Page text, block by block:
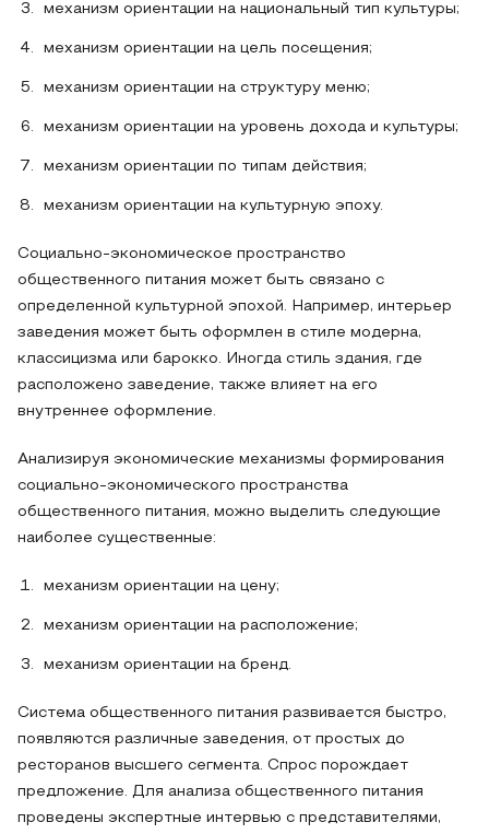
механизм ориентации на национальный тип культуры;
механизм ориентации на цель посещения;
механизм ориентации на структуру меню;
механизм ориентации на уровень дохода и культуры;
механизм ориентации по типам действия;
механизм ориентации на культурную эпоху.
Социально-экономическое пространство
общественного питания может быть связано с
определенной культурной эпохой. Например, интерьер
заведения может быть оформлен в стиле модерна,
классицизма или барокко. Иногда стиль здания, где
расположено заведение, также влияет на его
внутреннее оформление.
Анализируя экономические механизмы формирования
социально-экономического пространства
общественного питания, можно выделить следующие
наиболее существенные:
механизм ориентации на цену;
механизм ориентации на расположение;
механизм ориентации на бренд.
Система общественного питания развивается быстро,
появляются различные заведения, от простых до
ресторанов высшего сегмента. Спрос порождает
предложение. Для анализа общественного питания
проведены экспертные интервью с представителями,